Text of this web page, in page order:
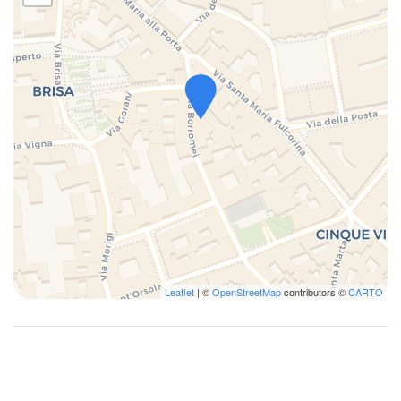
Leaflet | ©OpenStreetMapcontributors ©CARTO